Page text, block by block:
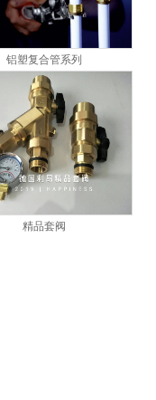
铝塑复合管系列
精品套阀